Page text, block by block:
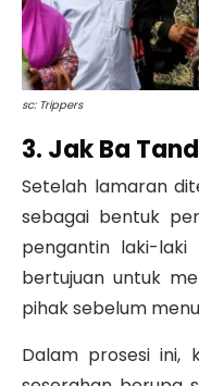
sc: Trippers
3. Jak Ba
Setelah lamaran
sebagai bentuk
pengantin laki-
bertujuan untuk
pihak sebelum
Dalam prosesi ini,